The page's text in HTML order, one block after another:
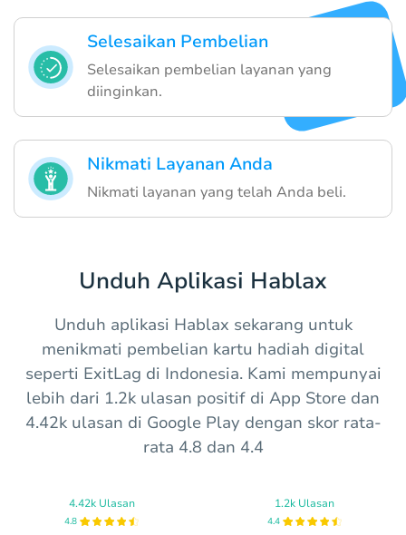
Selesaikan Pembelian
Selesaikan pembelian layanan yang
diinginkan.
Nikmati Layanan Anda
Nikmati layanan yang telah Anda beli.
Unduh Aplikasi Hablax
Unduh aplikasi Hablax sekarang untuk
menikmati pembelian kartu hadiah digital
seperti ExitLag di Indonesia. Kami mempunyai
lebih dari 1.2k ulasan positif di App Store dan
4.42k ulasan di Google Play dengan skor rata-
rata 4.8 dan 4.4
4.42k Ulasan
4.8
1.2k Ulasan
4.4